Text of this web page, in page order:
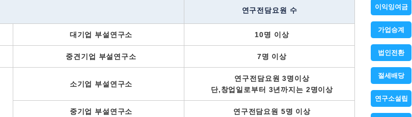
이익잉여금
가업승계
법인전환
절세배당
연구소설립
연구전담요원 수
대기업 부설연구소 10명 이상
중견기업 부설연구소 7명 이상
소기업 부설연구소
연구전담요원 3명이상
단,창업일로부터 3년까지는 2명이상
중기업 부설연구소 연구전담요원 5명 이상